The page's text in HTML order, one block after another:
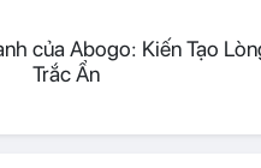
của Abogo: Kiến Tạo
Trắc Ẩn